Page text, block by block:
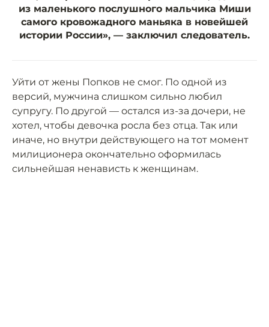
из маленького послушного мальчика Миши
самого кровожадного маньяка в новейшей
истории России», — заключил следователь.
Уйти от жены Попков не смог. По одной из
версий, мужчина слишком сильно любил
супругу. По другой — остался из-за дочери, не
хотел, чтобы девочка росла без отца. Так или
иначе, но внутри действующего на тот момент
милиционера окончательно оформилась
сильнейшая ненависть к женщинам.